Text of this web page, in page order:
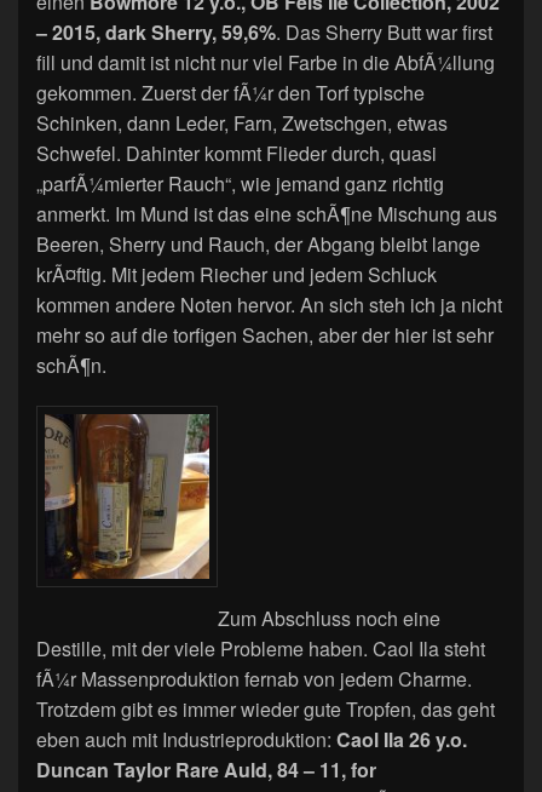
– 2015, dark Sherry, 59,6%. Das Sherry Butt war first
fill und damit ist nicht nur viel Farbe in die AbfÃ¼llung
gekommen. Zuerst der fÃ¼r den Torf typische
Schinken, dann Leder, Farn, Zwetschgen, etwas
Schwefel. Dahinter kommt Flieder durch, quasi
„parfÃ¼mierter Rauch“, wie jemand ganz richtig
anmerkt. Im Mund ist das eine schÃ¶ne Mischung aus
Beeren, Sherry und Rauch, der Abgang bleibt lange
krÃ¤ftig. Mit jedem Riecher und jedem Schluck
kommen andere Noten hervor. An sich steh ich ja nicht
mehr so auf die torfigen Sachen, aber der hier ist sehr
schÃ¶n.
Zum Abschluss noch eine
Destille, mit der viele Probleme haben. Caol Ila steht
fÃ¼r Massenproduktion fernab von jedem Charme.
Trotzdem gibt es immer wieder gute Tropfen, das geht
eben auch mit Industrieproduktion: Caol Ila 26 y.o.
Duncan Taylor Rare Auld, 84 – 11, for